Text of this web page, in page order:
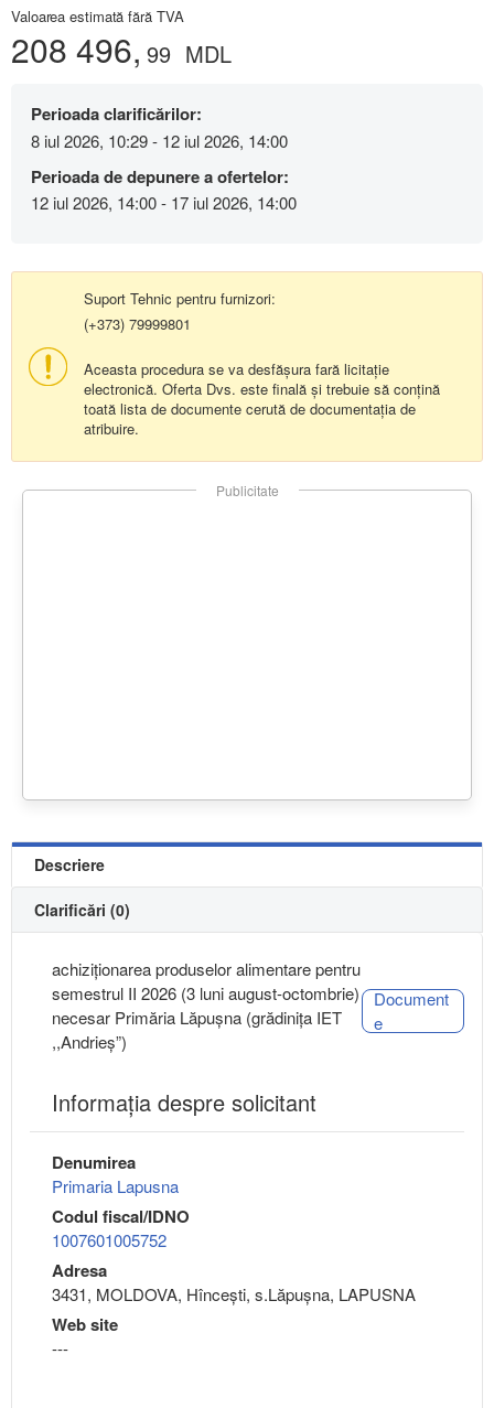
Valoarea estimată fără TVA
208 496, 99 MDL
Perioada clarificărilor:
8 iul 2026, 10:29 - 12 iul 2026, 14:00
Perioada de depunere a ofertelor:
12 iul 2026, 14:00 - 17 iul 2026, 14:00
Suport Tehnic pentru furnizori:
(+373) 79999801
Aceasta procedura se va desfășura fară licitație
electronică. Oferta Dvs. este finală și trebuie să conțină
toată lista de documente cerută de documentația de
atribuire.
Publicitate
Descriere
Clarificări (0)
achiziționarea produselor alimentare pentru
semestrul II 2026 (3 luni august-octombrie)
necesar Primăria Lăpușna (grădinița IET
,,Andrieș”)
Document
e
Informaţia despre solicitant
Denumirea
Primaria Lapusna
Codul fiscal/IDNO
1007601005752
Adresa
3431, MOLDOVA, Hînceşti, s.Lăpuşna, LAPUSNA
Web site
---